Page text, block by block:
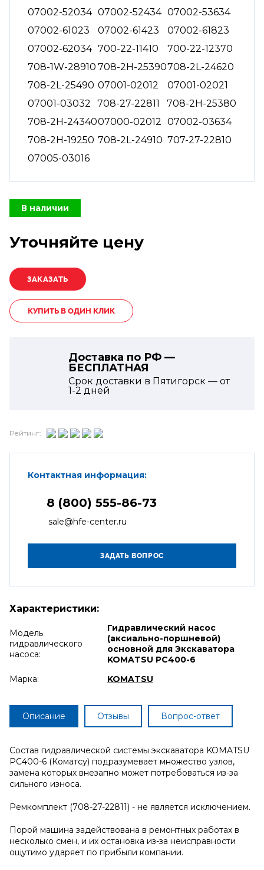
07002-52034 07002-52434 07002-53634
07002-61023
07002-61423
07002-61823
07002-62034 700-22-11410
700-22-12370
708-1W-28910 708-2H-25390708-2L-24620
708-2L-25490 07001-02012
07001-02021
07001-03032
708-27-22811
708-2H-25380
708-2H-2434007000-02012 07002-03634
708-2H-19250 708-2L-24910 707-27-22810
07005-03016
В наличии
Уточняйте цену
КУПИТЬ В ОДИН КЛИК
Доставка по РФ —
БЕСПЛАТНАЯ
Срок доставки в Пятигорск — от
1-2 дней
Рейтинг:
Контактная информация:
8 (800) 555-86-73
sale@hfe-center.ru
Характеристики:
Модель
гидравлического
насоса:
Гидравлический насос
(аксиально-поршневой)
основной для Экскаватора
KOMATSU PC400-6
Марка:
KOMATSU
Описание Отзывы Вопрос-ответ
Состав гидравлической системы экскаватора KOMATSU
PC400-6 (Коматсу) подразумевает множество узлов,
замена которых внезапно может потребоваться из-за
сильного износа.
Ремкомплект (708-27-22811) - не является исключением.
Порой машина задействована в ремонтных работах в
несколько смен, и их остановка из-за неисправности
ощутимо ударяет по прибыли компании.